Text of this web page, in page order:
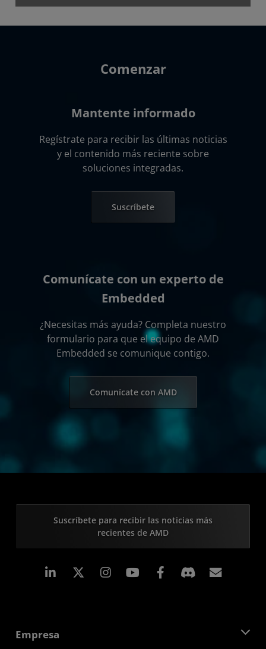
Comenzar
Mantente informado
Regístrate para recibir las últimas noticias
y el contenido más reciente sobre
soluciones integradas.
Suscríbete
Comunícate con un experto de
Embedded
¿Necesitas más ayuda? Completa nuestro
formulario para que el equipo de AMD
Embedded se comunique contigo.
Comunícate con AMD
Suscríbete para recibir las noticias más
recientes de AMD
LinkedIn Instagram Facebook
Empresa